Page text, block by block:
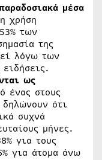
μέσα
χρήση
των
της
λόγω των
ως
ένας στους
ότι
συχνά
μήνες.
για τους
για άτομα άνω